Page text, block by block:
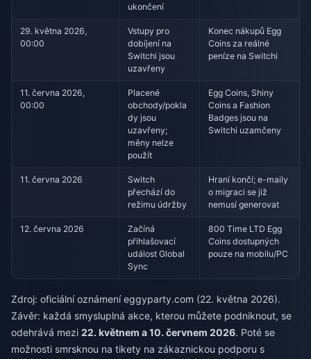
ukončení
29. května 2026,
00:00
Vstupy pro
dobíjení na
Switchi jsou
uzavřeny
Konec nákupů Egg
Coins za reálné
peníze na Switchi
11. června 2026,
00:00
Placené
obchody/pokla
dy jsou
uzavřeny;
měny nelze
použít
Egg Coins, Shiny
Coins a Fashion
Badges jsou na
Switchi uzamčeny
11. června 2026
Switch
přechází do
režimu údržby
Hraní končí; e-maily
o migraci se již
nemusí generovat
12. června 2026
Začíná
přihlašovací
událost Global
Sync
800 Time LTD Egg
Coins dostupných
pouze na mobilu/PC
Zdroj: oficiální oznámení eggyparty.com (22. května 2026).
Závěr: každá smysluplná akce, kterou můžete podniknout, se
odehrává mezi 22. květnem a 10. červnem 2026. Poté se
možnosti smrsknou na tikety na zákaznickou podporu s